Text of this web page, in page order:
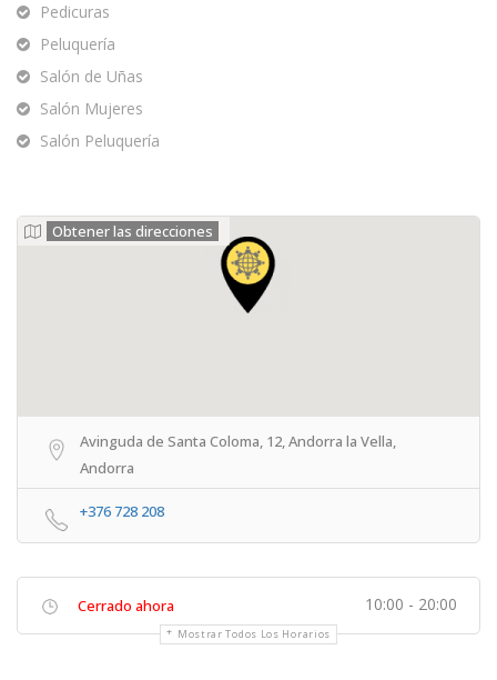
Pedicuras
Peluquería
Salón de Uñas
Salón Mujeres
Salón Peluquería
Obtener las direcciones
Avinguda de Santa Coloma, 12, Andorra la Vella,
Andorra
+376 728 208
Cerrado ahora 10:00 - 20:00
Mostrar Todos Los Horarios